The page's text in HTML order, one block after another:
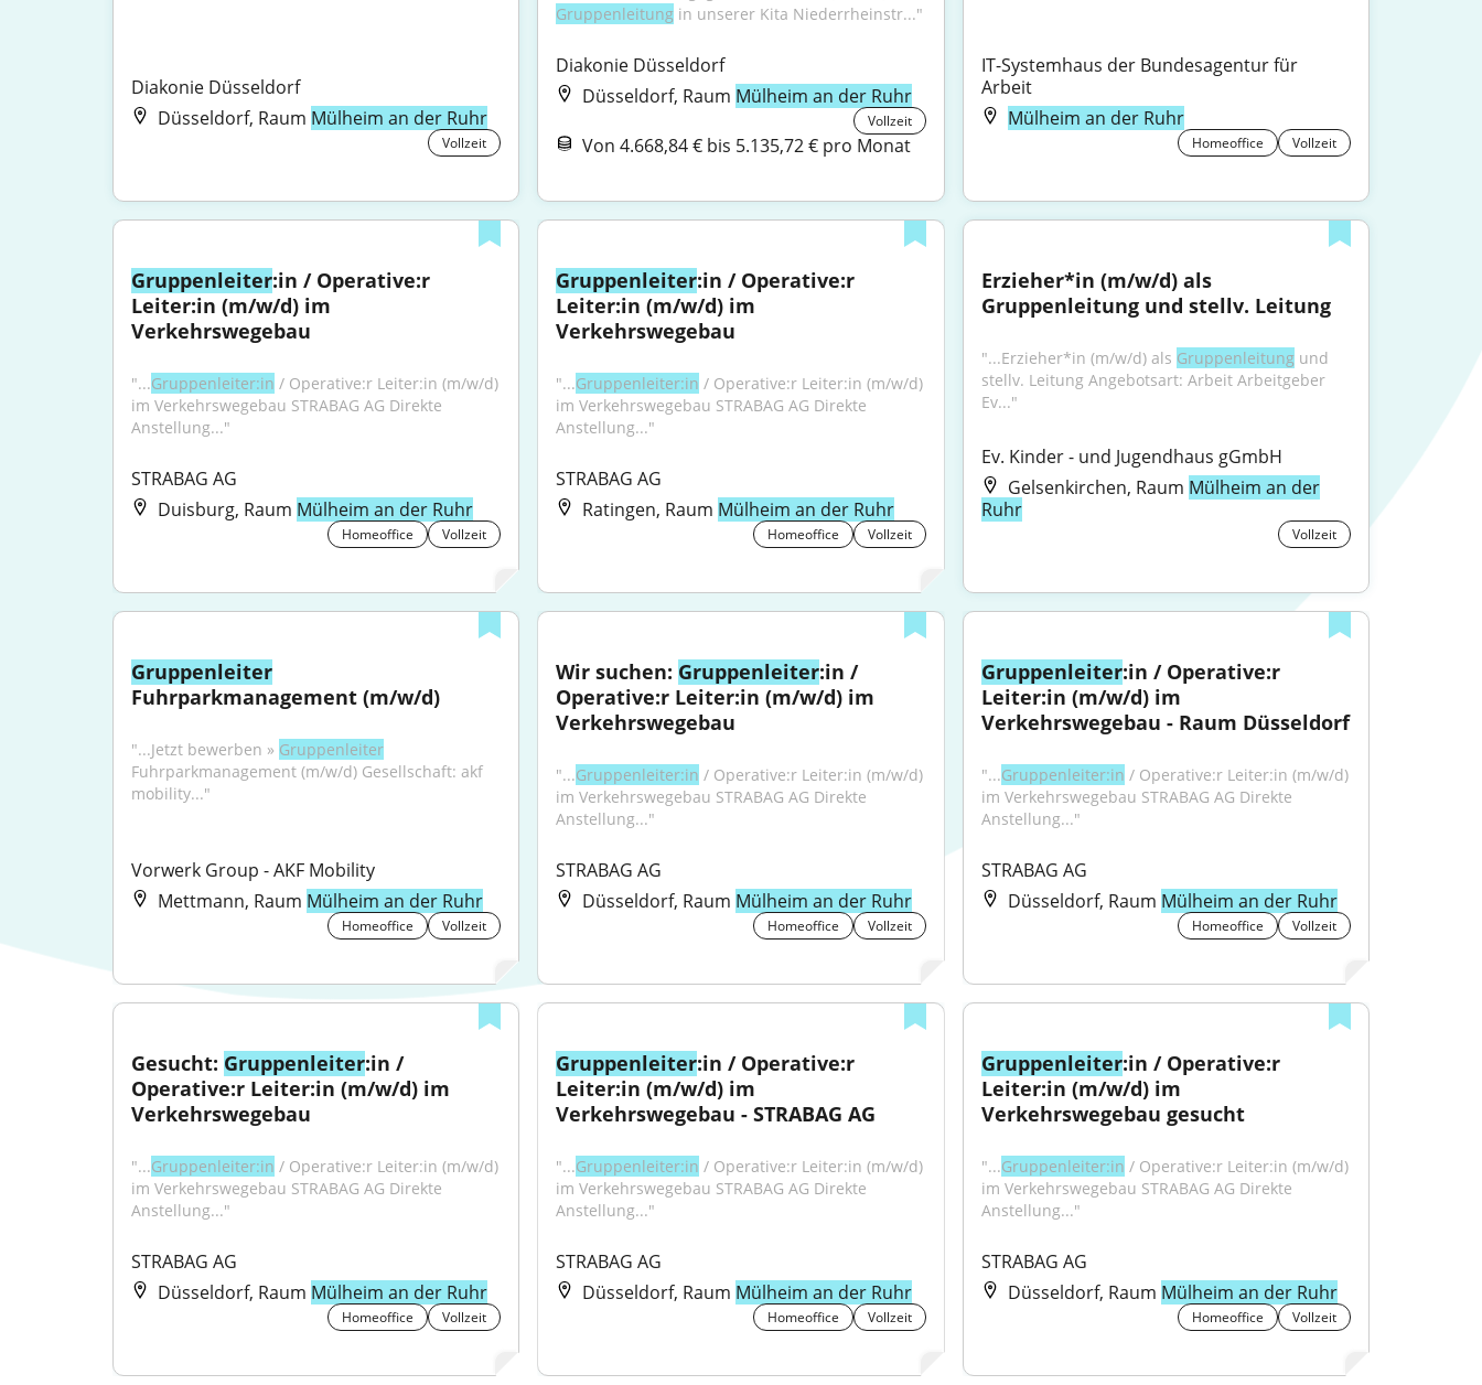
Diakonie Düsseldorf
Düsseldorf, Raum Mülheim an der Ruhr
Vollzeit
Gruppenleitung in unserer Kita Niederrheinstr..."
Diakonie Düsseldorf
Düsseldorf, Raum Mülheim an der Ruhr
Vollzeit
Von 4.668,84 € bis 5.135,72 € pro Monat
IT-Systemhaus der Bundesagentur für
Arbeit
Mülheim an der Ruhr
Homeoffice Vollzeit
Gruppenleiter:in / Operative:r
Leiter:in (m/w/d) im
Verkehrswegebau
"...Gruppenleiter:in / Operative:r Leiter:in (m/w/d)
im Verkehrswegebau STRABAG AG Direkte
Anstellung..."
STRABAG AG
Duisburg, Raum Mülheim an der Ruhr
Homeoffice Vollzeit
Gruppenleiter:in / Operative:r
Leiter:in (m/w/d) im
Verkehrswegebau
"...Gruppenleiter:in / Operative:r Leiter:in (m/w/d)
im Verkehrswegebau STRABAG AG Direkte
Anstellung..."
STRABAG AG
Ratingen, Raum Mülheim an der Ruhr
Homeoffice Vollzeit
Erzieher*in (m/w/d) als
Gruppenleitung und stellv. Leitung
"...Erzieher*in (m/w/d) als Gruppenleitung und
stellv. Leitung Angebotsart: Arbeit Arbeitgeber
Ev..."
Ev. Kinder - und Jugendhaus gGmbH
Gelsenkirchen, Raum Mülheim an der
Ruhr
Vollzeit
Gruppenleiter
Fuhrparkmanagement (m/w/d)
"...Jetzt bewerben » Gruppenleiter
Fuhrparkmanagement (m/w/d) Gesellschaft: akf
mobility..."
Vorwerk Group - AKF Mobility
Mettmann, Raum Mülheim an der Ruhr
Homeoffice Vollzeit
Wir suchen: Gruppenleiter:in /
Operative:r Leiter:in (m/w/d) im
Verkehrswegebau
"...Gruppenleiter:in / Operative:r Leiter:in (m/w/d)
im Verkehrswegebau STRABAG AG Direkte
Anstellung..."
STRABAG AG
Düsseldorf, Raum Mülheim an der Ruhr
Homeoffice Vollzeit
Gruppenleiter:in / Operative:r
Leiter:in (m/w/d) im
Verkehrswegebau - Raum Düsseldorf
"...Gruppenleiter:in / Operative:r Leiter:in (m/w/d)
im Verkehrswegebau STRABAG AG Direkte
Anstellung..."
STRABAG AG
Düsseldorf, Raum Mülheim an der Ruhr
Homeoffice Vollzeit
Gesucht: Gruppenleiter:in /
Operative:r Leiter:in (m/w/d) im
Verkehrswegebau
"...Gruppenleiter:in / Operative:r Leiter:in (m/w/d)
im Verkehrswegebau STRABAG AG Direkte
Anstellung..."
STRABAG AG
Düsseldorf, Raum Mülheim an der Ruhr
Homeoffice Vollzeit
Gruppenleiter:in / Operative:r
Leiter:in (m/w/d) im
Verkehrswegebau - STRABAG AG
"...Gruppenleiter:in / Operative:r Leiter:in (m/w/d)
im Verkehrswegebau STRABAG AG Direkte
Anstellung..."
STRABAG AG
Düsseldorf, Raum Mülheim an der Ruhr
Homeoffice Vollzeit
Gruppenleiter:in / Operative:r
Leiter:in (m/w/d) im
Verkehrswegebau gesucht
"...Gruppenleiter:in / Operative:r Leiter:in (m/w/d)
im Verkehrswegebau STRABAG AG Direkte
Anstellung..."
STRABAG AG
Düsseldorf, Raum Mülheim an der Ruhr
Homeoffice Vollzeit